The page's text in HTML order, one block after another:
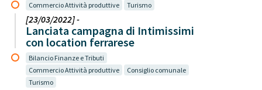
Commercio Attività produttive Turismo
[23/03/2022] -
Lanciata campagna di Intimissimi
con location ferrarese
Bilancio Finanze e Tributi
Commercio Attività produttive
Consiglio comunale
Turismo